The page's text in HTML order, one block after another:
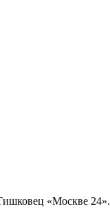
«Москве 24».